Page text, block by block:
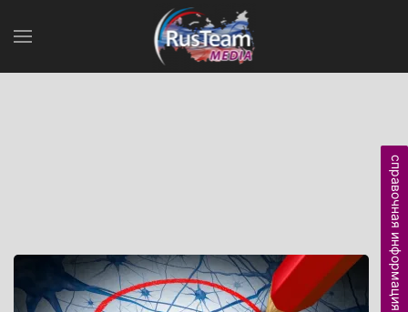
справочная информация